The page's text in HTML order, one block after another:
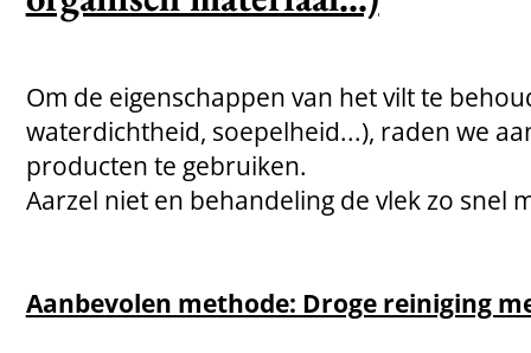
Om de eigenschappen van het vilt te
waterdichtheid, soepelheid...), raden we
producten te gebruiken.
Aarzel niet en behandeling de vlek zo snel
Aanbevolen methode: Droge reiniging